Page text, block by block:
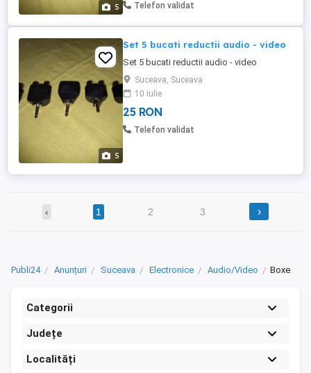
5 Telefon validat
5
Set 5 bucati reductii audio - video
Set 5 bucati reductii audio - video
Suceava, Suceava
10 iulie
25 RON
Telefon validat
‹ 1 2 3 ›
Publi24 Anunțuri Suceava Electronice Audio/Video Boxe
Categorii
Județe
Localități